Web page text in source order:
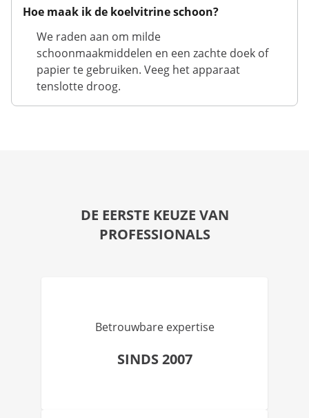
Hoe maak ik de koelvitrine schoon?
We raden aan om milde
schoonmaakmiddelen en een zachte doek of
papier te gebruiken. Veeg het apparaat
tenslotte droog.
DE EERSTE KEUZE VAN
PROFESSIONALS
Betrouwbare expertise
SINDS 2007